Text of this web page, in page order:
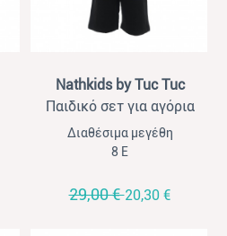
Nathkids by Tuc Tuc
Παιδικό σετ για αγόρια
Nathkids χακί- μαύρο
Διαθέσιμα μεγέθη
8 Ε
29,00 €20,30 €